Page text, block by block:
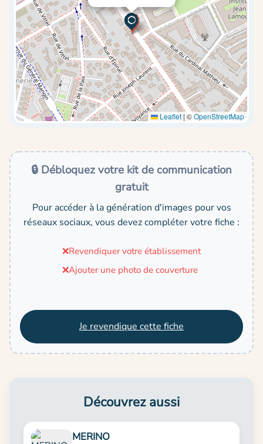
Leaflet |©OpenStreetMap
🔒 Débloquez votre kit de communication
gratuit
Pour accéder à la génération d'images pour vos
réseaux sociaux, vous devez compléter votre fiche :
❌Revendiquer votre établissement
❌Ajouter une photo de couverture
Je revendique cette fiche
Découvrez aussi
MERINO